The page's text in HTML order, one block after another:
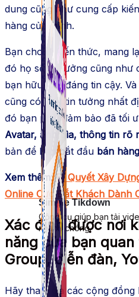
Simple Tikdown
Công cụ giúp bạn tải
nhanh chóng.
dung cũng như cung cấp
hàng của mình.
Bạn cho đi kiến thức, mang
đó họ sẽ tin tưởng cũng như
bạn hữu ích, đáng tin cậy.
cũng có 1 sự tin tưởng nhất
đó bạn phải đảm bảo đã tối
Avatar, ảnh bìa, thông tin rõ
bản để bạn bắt đầu bán
Xem thêm:Bí Quyết Xây
Online Cực Đắt Khách Dành
Xác định được nơi
năng của bạn
Group, diễn đàn,
Hãy tham gia các cộng